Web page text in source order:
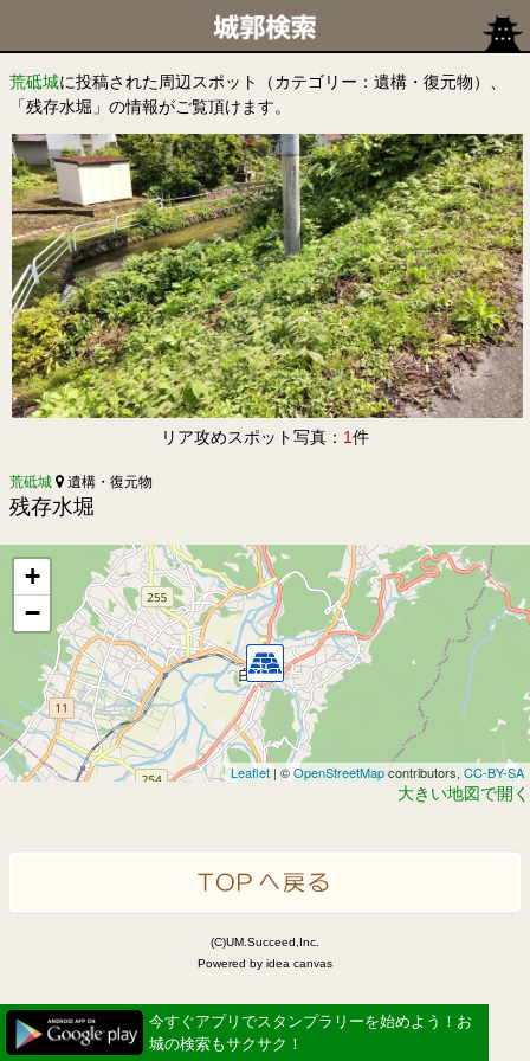
荒砥城に投稿された周辺スポット（カテゴリー：遺構・復元物）、
「残存水堀」の情報がご覧頂けます。
リア攻めスポット写真： 1件
荒砥城 遺構・復元物
残存水堀
+
−
Leaflet | ©OpenStreetMapcontributors, CC-BY-SA
大きい地図で開く
(C)UM.Succeed,Inc.
Powered by idea canvas
今すぐアプリでスタンプラリーを始めよう！お
城の検索もサクサク！